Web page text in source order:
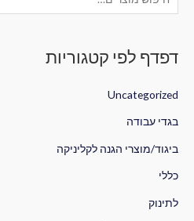
י
ו
ע
ב
:
דפדף לפי קטגוריות
Uncategorized
בגדי עבודה
ביגוד/מוצרי הגנה לקליניקה
כללי
לתינוק